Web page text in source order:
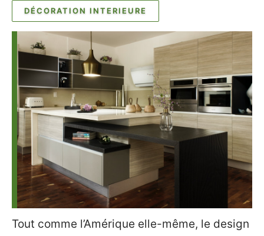
DÉCORATION INTERIEURE
Tout comme l’Amérique elle-même, le design